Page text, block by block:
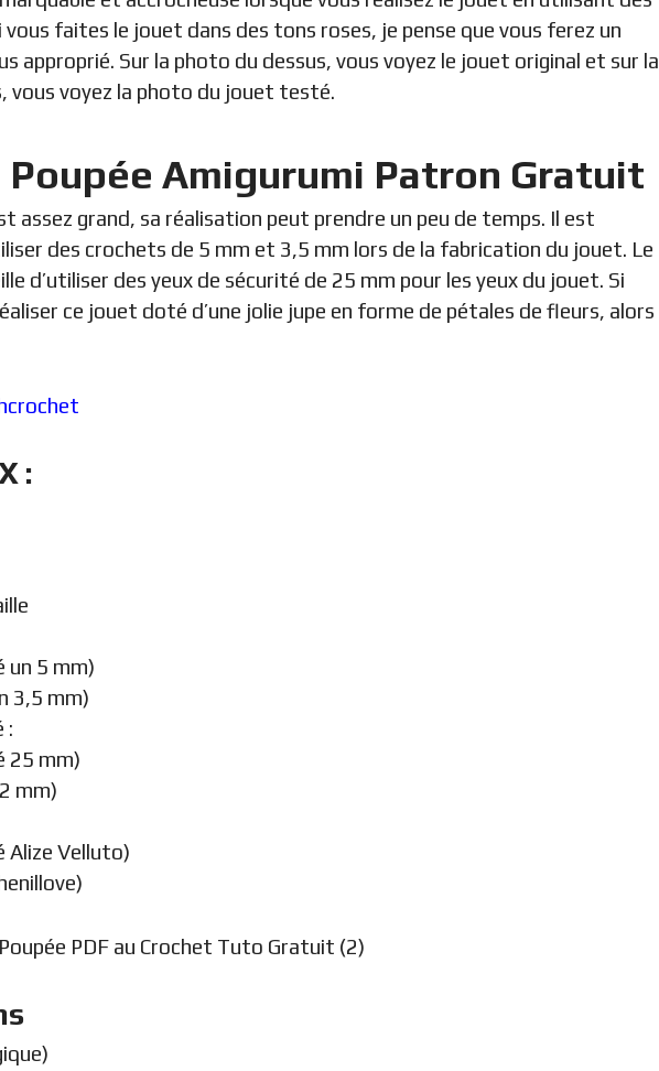
vous faites le jouet dans des tons roses, je pense que vous ferez un
approprié. Sur la photo du dessus, vous voyez le jouet original et sur la
vous voyez la photo du jouet testé.
Poupée Amigurumi Patron Gratuit
assez grand, sa réalisation peut prendre un peu de temps. Il est
des crochets de 5 mm et 3,5 mm lors de la fabrication du jouet. Le
d’utiliser des yeux de sécurité de 25 mm pour les yeux du jouet. Si
ce jouet doté d’une jolie jupe en forme de pétales de fleurs, alors
:
un 5 mm)
3,5 mm)
:
25 mm)
mm)
Alize Velluto)